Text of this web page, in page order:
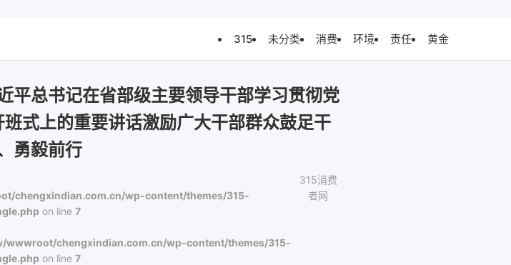
315 未分类 消费 环境 责任 黄金
总书记在省部级主要领导干部学习贯彻党
式上的重要讲话激励广大干部群众鼓足干
勇毅前行
chengxindian.com.cn/wp-content/themes/315-
on line7
wwwroot/chengxindian.com.cn/wp-content/themes/315-
on line7
315消费
者网